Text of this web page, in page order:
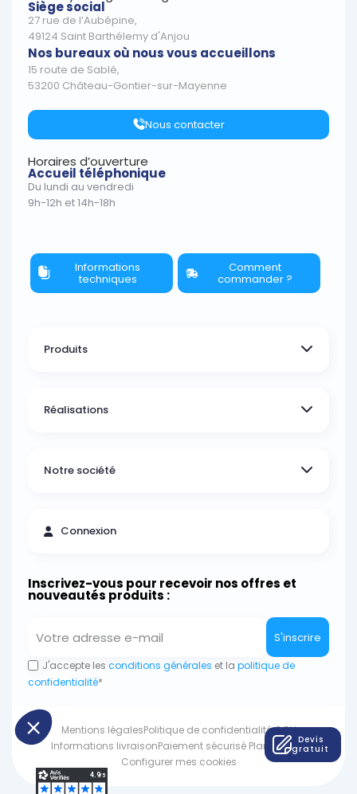
Devis
gratuit
Siège social
27 rue de l’Aubépine,
49124 Saint Barthélemy d'Anjou
Nos bureaux où nous vous accueillons
15 route de Sablé,
53200 Château-Gontier-sur-Mayenne
Nous contacter
Horaires d’ouverture
Accueil téléphonique
Du lundi au vendredi
9h-12h et 14h-18h
Informations
techniques
Comment
commander ?
Produits
Réalisations
Notre société
Connexion
Inscrivez-vous pour recevoir nos offres et
nouveautés produits :
S'inscrire
J'accepte les conditions générales et la politique de
confidentialité*
Mentions légalesPolitique de confidentialitéCGV
Informations livraisonPaiement sécurisé Plan du site
Configurer mes cookies